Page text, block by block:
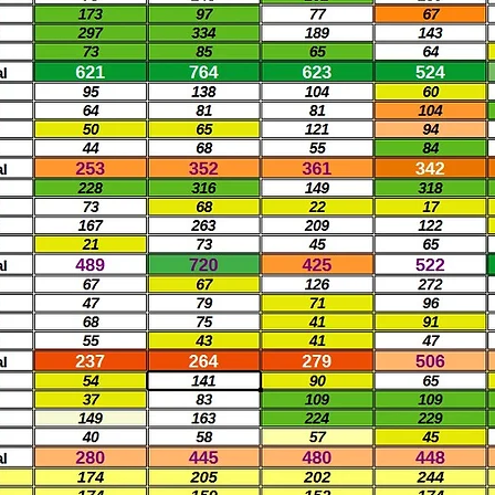
votre